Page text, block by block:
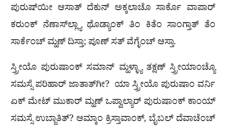
ಪುರುಷ್‍ಯೀ ಆಸಾತ್ ದೆಕುನ್ ಅಕ್ಕಲಾಚೊ ಸಾರ್ಕೊ ವಾಪಾರ್
ಕರುಂಕ್ ನೆಣಾಸ್‍ಲ್ಲ್ಯಾ ಥೊಡ್ಯಾಂಕ್ ತಿಂ ಕಿತೆಂ ಸಾಂಗ್ತಾತ್ ತೆಂ
ಸಾರ್ಕೆಂಚ್ ಮ್ಹಣ್ ದಿಸ್ತಾ; ಪೂಣ್ ಸತ್ ವೆಗ್ಳೆಂಚ್ ಆಸ್ತಾ.
ಸ್ತ್ರೀಯೊ ಪುರುಷಾಂಕ್ ಸಮಾನ್ ಮ್ಹಳ್ಳ್ಯಾ ತಕ್ಷಣ್ ಸ್ತ್ರೀಯಾಂಚ್ಯೊ
ಸಮಸ್ಸೆ ಪರಿಹಾರ್ ಜಾತಾತ್‍ಗೀ? ಯಾ ಸ್ತ್ರೀಯೊ ಪುರುಷಾಂ ವರ್ನಿ
ಏಕ್ ಮೇಟ್ ಮುಕಾರ್ ಮ್ಹಣ್ ಒಪ್ವಾಲ್ಯಾರ್ ಪುರುಷಾಂಕ್ ಕಾಂಯ್
ಸಮಸ್ಸೆ ಉಬ್ಜಾತಿತ್? ಆಮ್ಕಾಂ ಕ್ರಿಸ್ತಾವಾಂಕ್, ಬೈಬಲ್ ದೆವಾಚೆಂಚ್